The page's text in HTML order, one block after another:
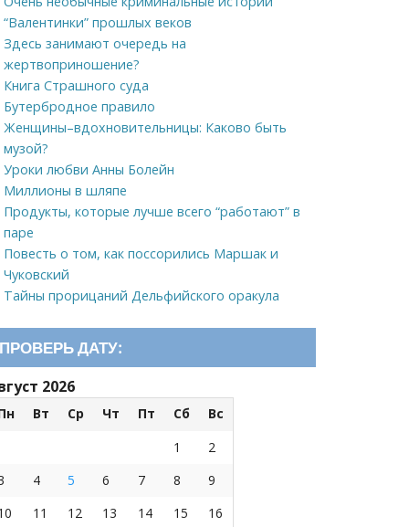
“Валентинки” прошлых веков
Здесь занимают очередь на
жертвоприношение?
Книга Страшного суда
Бутербродное правило
Женщины–вдохновительницы: Каково быть
музой?
Уроки любви Анны Болейн
Миллионы в шляпе
Продукты, которые лучше всего “работают” в
паре
Повесть о том, как поссорились Маршак и
Чуковский
Тайны прорицаний Дельфийского оракула
ПРОВЕРЬ ДАТУ:
2026
Вт Ср Чт Пт Сб
Вс
1
2
4 5 6 7 8
9
11 12 13 14 15
16